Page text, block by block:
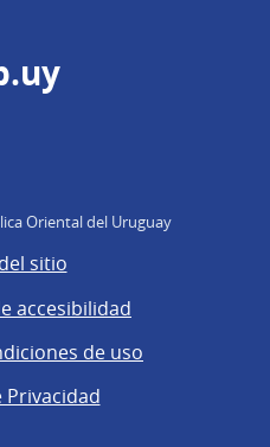
Oriental del Uruguay
sitio
accesibilidad
de uso
Privacidad